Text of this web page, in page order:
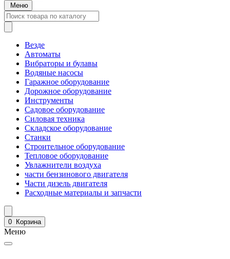
Меню
Везде
Автоматы
Вибраторы и булавы
Водяные насосы
Гаражное оборудование
Дорожное оборудование
Инструменты
Садовое оборудование
Силовая техника
Складское оборудование
Станки
Строительное оборудование
Тепловое оборудование
Увлажнители воздуха
части бензинового двигателя
Части дизель двигателя
Расходные материалы и запчасти
0 Корзина
Меню